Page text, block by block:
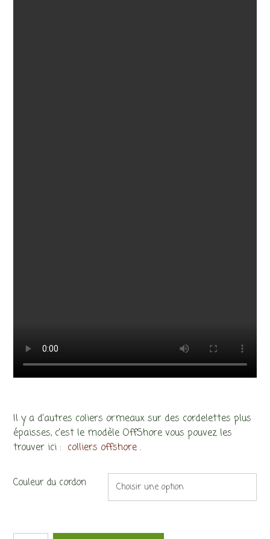
Il y a d’autres coliers ormeaux sur des cordelettes plus
épaisses, c’est le modèle OffShore vous pouvez les
trouver ici : colliers offshore .
Couleur du cordon